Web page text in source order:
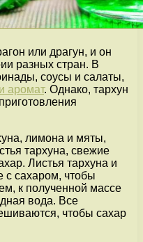
или драгун, и он
разных стран. В
соусы и салаты,
аромат. Однако, тархун
лимона и мяты,
тархуна, свежие
Листья тархуна и
с сахаром, чтобы
к полученной массе
вода. Все
чтобы сахар